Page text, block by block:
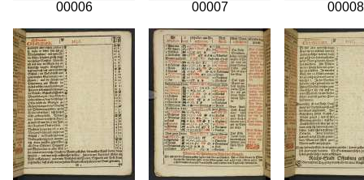
00006 00007 00008